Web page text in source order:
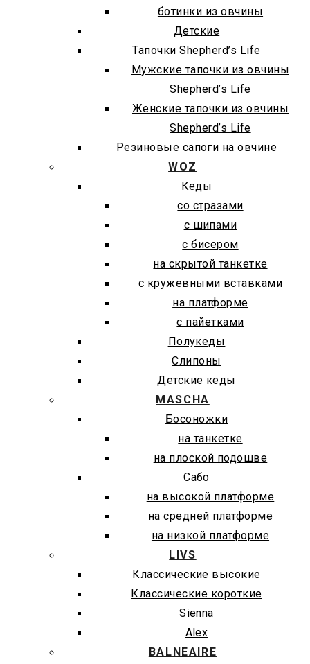
ботинки из овчины
Детские
Тапочки Shepherd’s Life
Мужские тапочки из овчины
Shepherd’s Life
Женские тапочки из овчины
Shepherd’s Life
Резиновые сапоги на овчине
WOZ
Кеды
со стразами
с шипами
с бисером
на скрытой танкетке
с кружевными вставками
на платформе
с пайетками
Полукеды
Слипоны
Детские кеды
MASCHA
Босоножки
на танкетке
на плоской подошве
Сабо
на высокой платформе
на средней платформе
на низкой платформе
LIVS
Классические высокие
Классические короткие
Sienna
Alex
BALNEAIRE